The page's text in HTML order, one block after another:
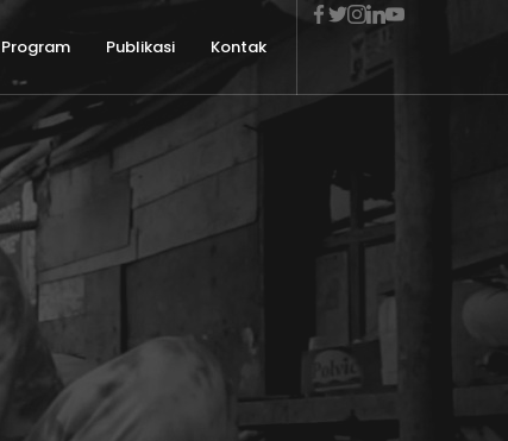
Program Publikasi Kontak